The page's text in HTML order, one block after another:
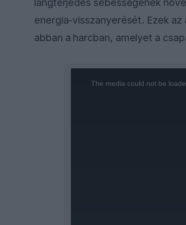
energia-visszanyerését. Ezek
abban a harcban, amelyet a
The media could not be